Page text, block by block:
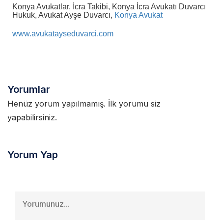
Konya Avukatlar, İcra Takibi, Konya İcra Avukatı Duvarcı
Hukuk, Avukat Ayşe Duvarcı, Konya Avukat
www.avukatayseduvarci.com
Yorumlar
Henüz yorum yapılmamış. İlk yorumu siz
yapabilirsiniz.
Yorum Yap